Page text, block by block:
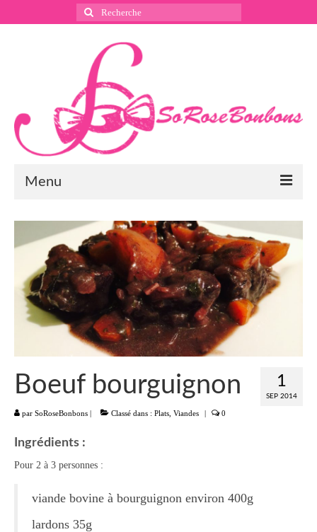
Rechercher
:
Menu
Suivez nous
Instagram
Pinterest
Facebook
Aumônières Feuilletés Samoussas
1
SEP 2014
Boeuf bourguignon
par SoRoseBonbons | Classé dans : Plats Viandes | 0
Ingrédients :
Pour 2 à 3 personnes :
viande bovine à bourguignon environ 400g
lardons 35g